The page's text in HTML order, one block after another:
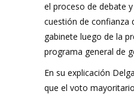
el proceso de debate
cuestión de confianza
gabinete luego de la
programa general de
En su explicación
que el voto